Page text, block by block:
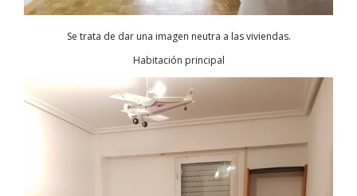
Se trata de dar una imagen neutra a las viviendas.
Habitación principal